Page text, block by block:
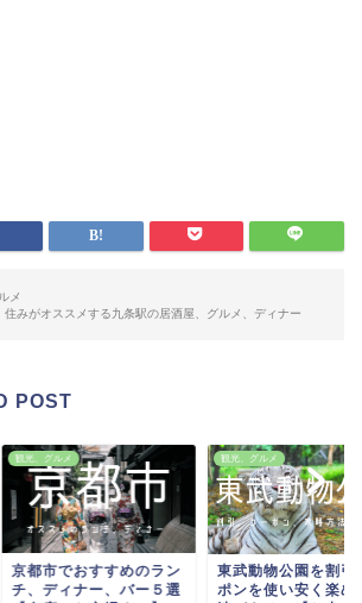
メ
住みがオススメする九条駅の居酒屋、グルメ、ディナー
POST
観光、グルメ
京都市でおすすめのラン
チ、ディナー、バー５選
観光、グルメ
東武動物公園を割引
ポンを使い安く楽め